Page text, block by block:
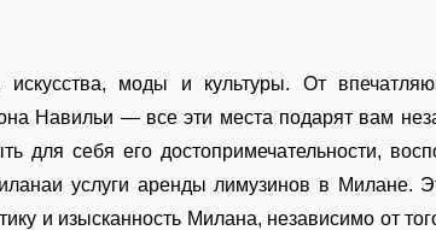
моды и культуры. От
Навильи — все эти места подарят вам
для себя его достопримечательности,
услуги аренды лимузинов в Милане.
и изысканность Милана, независимо от